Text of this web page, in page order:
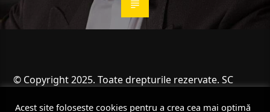
© Copyright 2025. Toate drepturile rezervate. SC
Acest site folosește cookies pentru a crea cea mai optimă